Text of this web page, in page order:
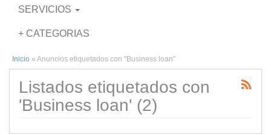
SERVICIOS
+ CATEGORIAS
Inicio » Anuncios etiquetados con "Business loan"
Listados etiquetados con
'Business loan' (2)